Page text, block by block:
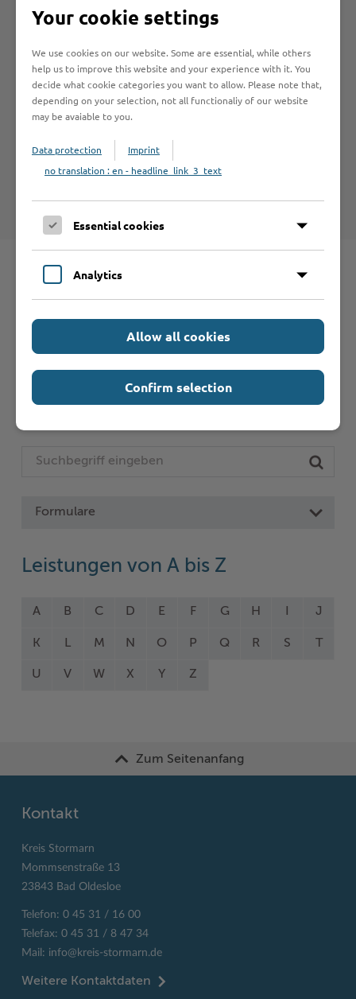
Hilfe & Kontakt:
Schnelleinstieg
Formulare
Leistungen von A bis Z
A B C D E F G H I J
K L M N O P Q R S
U V W X Y Z
Zum Seitenanfang
Kontakt
Kreis Stormarn
Mommsenstraße 13
23843 Bad Oldesloe
Telefon: 0 45 31 / 16 00
Telefax: 0 45 31 / 8 47 34
Mail: info@kreis-stormarn.de
Weitere Kontaktdaten
Your cookie settings
We use cookies on our website. Some are essential, while others
help us to improve this website and your experience with it. You
decide what cookie categories you want to allow. Please note that,
depending on your selection, not all functionaliy of our website
may be avaiable to you.
Data protection
Imprint
no translation : en - headline_link_3_text
Essential cookies
Analytics
Allow all cookies
Confirm selection